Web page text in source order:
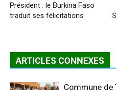
Président : le Burkina Faso
traduit ses félicitations
ARTICLES CONNEXES
Commune de